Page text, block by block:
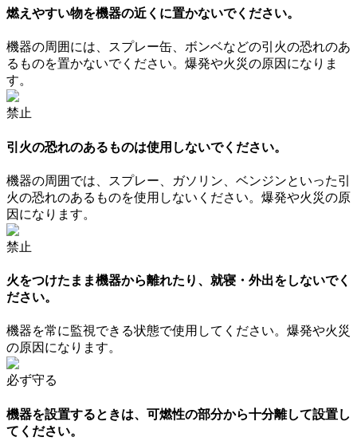
燃えやすい物を機器の近くに置かないでください。
機器の周囲には、スプレー缶、ボンベなどの引火の恐れのあ
るものを置かないでください。爆発や火災の原因になりま
す。
禁止
引火の恐れのあるものは使用しないでください。
機器の周囲では、スプレー、ガソリン、ベンジンといった引
火の恐れのあるものを使用しないください。爆発や火災の原
因になります。
禁止
火をつけたまま機器から離れたり、就寝・外出をしないでく
ださい。
機器を常に監視できる状態で使用してください。爆発や火災
の原因になります。
必ず守る
機器を設置するときは、可燃性の部分から十分離して設置し
てください。